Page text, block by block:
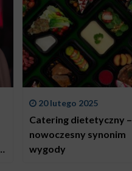
rozwiązania
20 lutego 2025
Catering dietetyczny –
nowoczesny synonim
wygody